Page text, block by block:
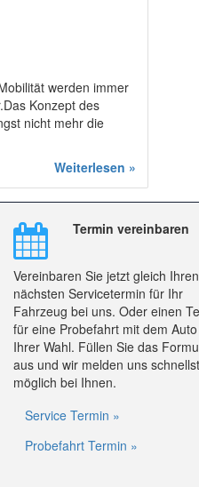
werden immer
Konzept des
nicht mehr die
Weiterlesen »
Termin vereinbaren
Vereinbaren Sie jetzt gleich Ihren
nächsten Servicetermin für Ihr
Fahrzeug bei uns. Oder einen
für eine Probefahrt mit dem Auto
Ihrer Wahl. Füllen Sie das
aus und wir melden uns schnellst
möglich bei Ihnen.
Service Termin »
Probefahrt Termin »